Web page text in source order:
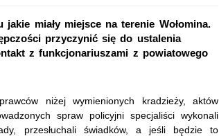
miały miejsce na terenie Wołomina.
przyczynić się do ustalenia
z funkcjonariuszami z powiatowego
niżej wymienionych kradzieży, aktów
spraw policyjni specjaliści wykonali
przesłuchali świadków, a jeśli będzie to